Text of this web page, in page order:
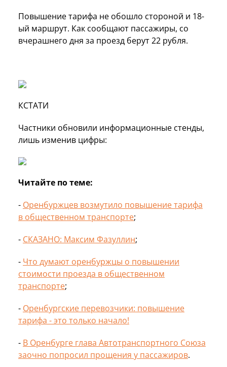
Повышение тарифа не обошло стороной и 18-
ый маршрут. Как сообщают пассажиры, со
вчерашнего дня за проезд берут 22 рубля.
КСТАТИ
Частники обновили информационные стенды,
лишь изменив цифры:
Читайте по теме:
- Оренбуржцев возмутило повышение тарифа
в общественном транспорте;
- СКАЗАНО: Максим Фазуллин;
- Что думают оренбуржцы о повышении
стоимости проезда в общественном
транспорте;
- Оренбургские перевозчики: повышение
тарифа - это только начало!
- В Оренбурге глава Автотранспортного Союза
заочно попросил прощения у пассажиров.